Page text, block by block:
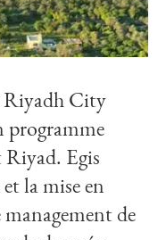
City
Egis
la mise en
de